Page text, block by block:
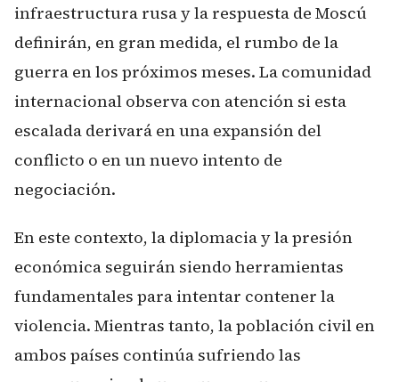
infraestructura rusa y la respuesta de Moscú
definirán, en gran medida, el rumbo de la
guerra en los próximos meses. La comunidad
internacional observa con atención si esta
escalada derivará en una expansión del
conflicto o en un nuevo intento de
negociación.
En este contexto, la diplomacia y la presión
económica seguirán siendo herramientas
fundamentales para intentar contener la
violencia. Mientras tanto, la población civil en
ambos países continúa sufriendo las